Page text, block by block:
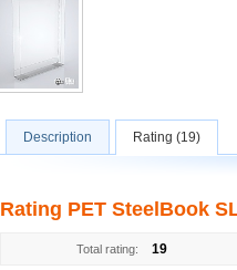
Description Rating (19)
Rating PET SteelBook
Total rating: 19